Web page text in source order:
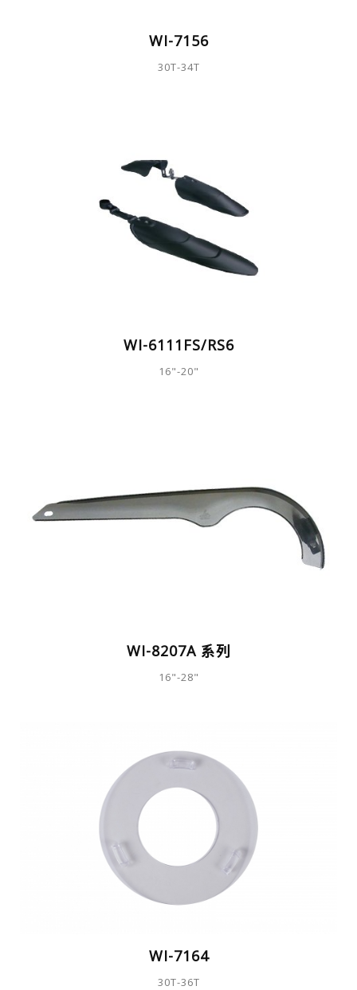
WI-7156
30T-34T
WI-6111FS/RS6
16"-20"
WI-8207A 系列
16"-28"
WI-7164
30T-36T